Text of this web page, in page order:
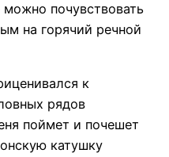
почувствовать
на горячий речной
к
рядов
поймет и почешет
катушку